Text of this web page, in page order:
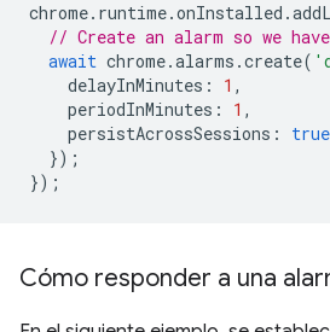
chrome. runtime.onInstalled .
// Create an alarm so we
await chrome.alarms .create(
delayInMinutes : 1 ,
periodInMinutes : 1 ,
persistAcrossSessions :
true
});
});
Cómo responder a una